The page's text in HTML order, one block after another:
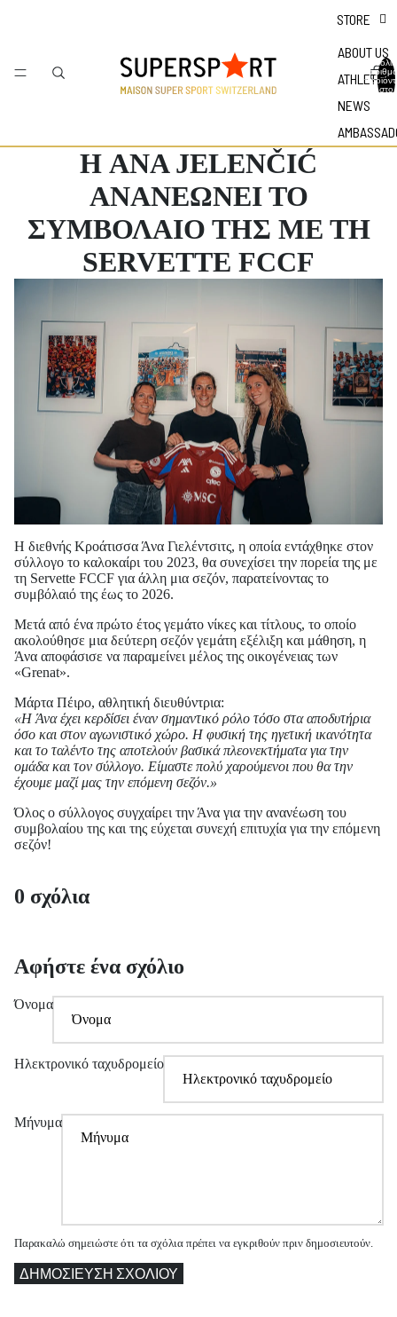
STORE
ABOUT US
ATHLETES
NEWS
στο
Η ANA JELENČIĆ
ΑΝΑΝΕΩΝΕΙ ΤΟ
ΣΥΜΒΟΛΑΙΟ ΤΗΣ ΜΕ ΤΗ
SERVETTE FCCF
Η διεθνής Κροάτισσα Άνα Γιελέντσιτς, η οποία εντάχθηκε στον
σύλλογο το καλοκαίρι του 2023, θα συνεχίσει την πορεία της με
τη Servette FCCF για άλλη μια σεζόν, παρατείνοντας το
συμβόλαιό της έως το 2026.
Μετά από ένα πρώτο έτος γεμάτο νίκες και τίτλους, το οποίο
ακολούθησε μια δεύτερη σεζόν γεμάτη εξέλιξη και μάθηση, η
Άνα αποφάσισε να παραμείνει μέλος της οικογένειας των
«Grenat».
Μάρτα Πέιρο, αθλητική διευθύντρια:
«Η Άνα έχει κερδίσει έναν σημαντικό ρόλο τόσο στα αποδυτήρια
όσο και στον αγωνιστικό χώρο. Η φυσική της ηγετική ικανότητα
και το ταλέντο της αποτελούν βασικά πλεονεκτήματα για την
ομάδα και τον σύλλογο. Είμαστε πολύ χαρούμενοι που θα την
έχουμε μαζί μας την επόμενη σεζόν.»
Όλος ο σύλλογος συγχαίρει την Άνα για την ανανέωση του
συμβολαίου της και της εύχεται συνεχή επιτυχία για την επόμενη
σεζόν!
0 σχόλια
Αφήστε ένα σχόλιο
Όνομα
Ηλεκτρονικό ταχυδρομείο
Μήνυμα
Παρακαλώ σημειώστε ότι τα σχόλια πρέπει να εγκριθούν πριν δημοσιευτούν.
ΔΗΜΟΣΊΕΥΣΗ ΣΧΟΛΊΟΥ